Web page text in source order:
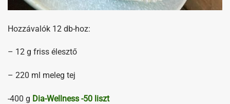
Hozzávalók 12 db-hoz:
– 12 g friss élesztő
– 220 ml meleg tej
-400 g Dia-Wellness -50 liszt